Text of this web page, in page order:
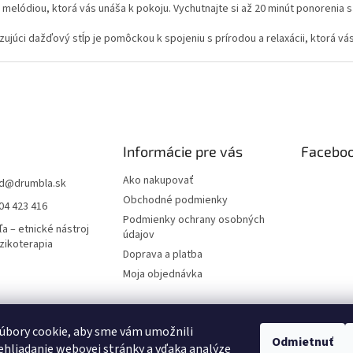
cookie, aby sme vám umožnili
webovej stránky a vďaka analýze
Odmietnuť
y
v
ý
p
ktorá vás unáša k pokoju. Vychutnajte si až 20 minút ponorenia
dažďový stĺp je pomôckou k spojeniu s prírodou a relaxácii, ktorá
@drumbla.sk
423 416
– etnické nástroj
Informácie pre vás
Ako nakupovať
Obchodné podmienky
Podmienky ochrany osobných
údajov
Doprava a platba
Moja objednávka
pre všetkých Pricemania.sk – Porovnanie cien Dizajn,